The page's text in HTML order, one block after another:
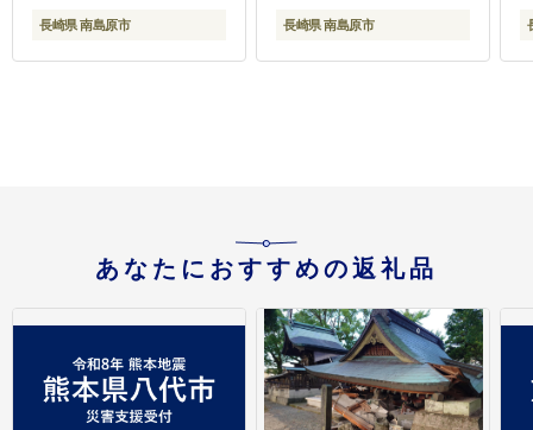
長崎県 南島原市
酒 / 南島原市 / 酒蔵吉田
長崎県 南島原市
あなたにおすすめの返礼品